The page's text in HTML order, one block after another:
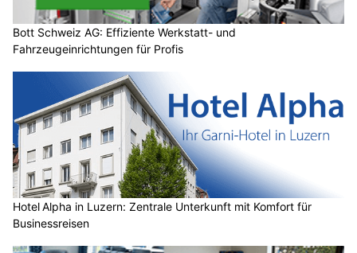
Bott Schweiz AG: Effiziente Werkstatt- und
Fahrzeugeinrichtungen für Profis
Hotel Alpha in Luzern: Zentrale Unterkunft mit Komfort für
Businessreisen